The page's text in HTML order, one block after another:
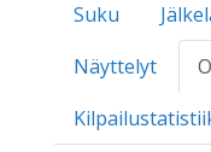
Suku
Näyttelyt